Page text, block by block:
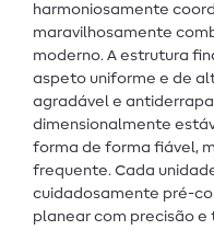
harmoniosamente
maravilhosamente
moderno. A estrutura
aspeto uniforme e de
agradável e
dimensionalmente
forma de forma fiável,
frequente. Cada
cuidadosamente pré-
planear com precisão e